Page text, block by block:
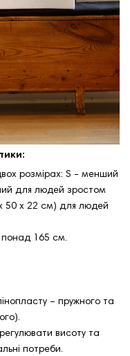
розмірах: S - менший
для людей зростом
50 x 22 см) для людей
понад 165 см.
– пружного та
висоту та
потреби.